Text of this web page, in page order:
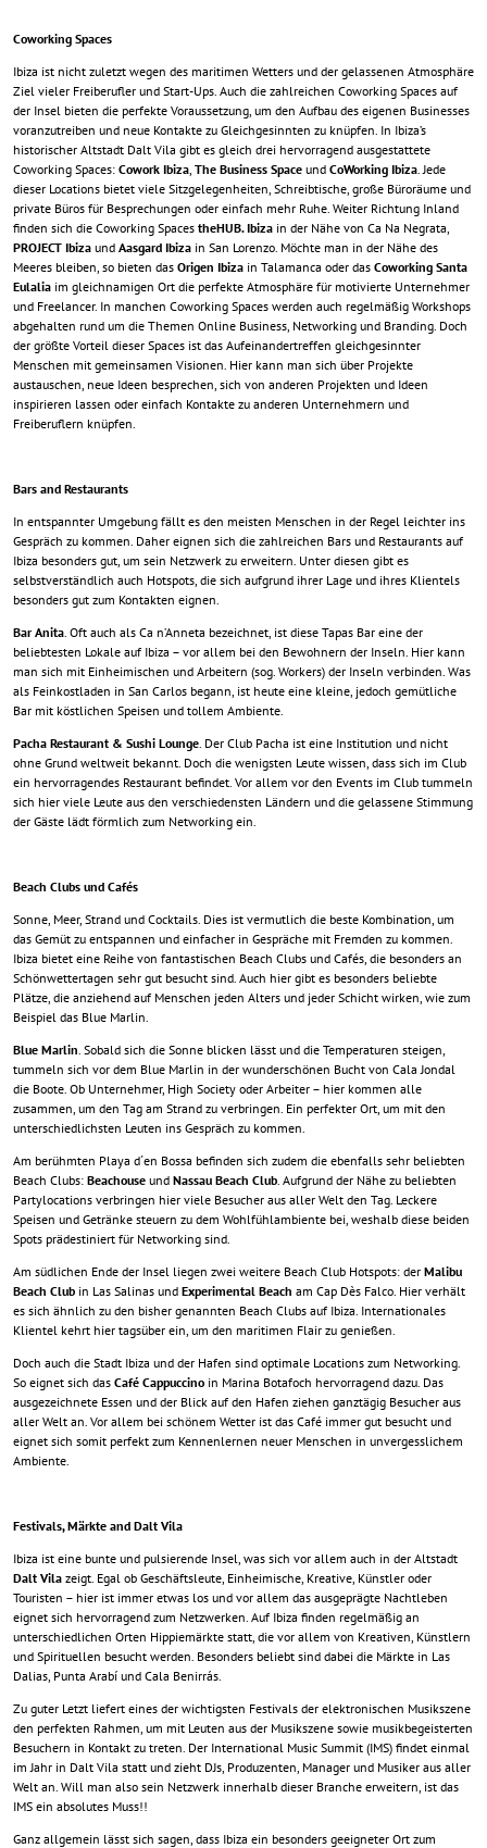
Coworking Spaces
Ibiza ist nicht zuletzt wegen des maritimen Wetters und der gelassenen Atmosphäre
Ziel vieler Freiberufler und Start-Ups. Auch die zahlreichen Coworking Spaces auf
der Insel bieten die perfekte Voraussetzung, um den Aufbau des eigenen Businesses
voranzutreiben und neue Kontakte zu Gleichgesinnten zu knüpfen. In Ibiza’s
historischer Altstadt Dalt Vila gibt es gleich drei hervorragend ausgestattete
Coworking Spaces: Cowork Ibiza The Business Space und CoWorking Ibiza . Jede
dieser Locations bietet viele Sitzgelegenheiten, Schreibtische, große Büroräume und
private Büros für Besprechungen oder einfach mehr Ruhe. Weiter Richtung Inland
finden sich die Coworking Spaces theHUB. Ibiza in der Nähe von Ca Na Negrata,
PROJECT Ibiza und Aasgard Ibiza in San Lorenzo. Möchte man in der Nähe des
Meeres bleiben, so bieten das Origen Ibiza in Talamanca oder das Coworking Santa
Eulalia im gleichnamigen Ort die perfekte Atmosphäre für motivierte Unternehmer
und Freelancer. In manchen Coworking Spaces werden auch regelmäßig Workshops
abgehalten rund um die Themen Online Business, Networking und Branding. Doch
der größte Vorteil dieser Spaces ist das Aufeinandertreffen gleichgesinnter
Menschen mit gemeinsamen Visionen. Hier kann man sich über Projekte
austauschen, neue Ideen besprechen, sich von anderen Projekten und Ideen
inspirieren lassen oder einfach Kontakte zu anderen Unternehmern und
Freiberuflern knüpfen.
Bars and Restaurants
In entspannter Umgebung fällt es den meisten Menschen in der Regel leichter ins
Gespräch zu kommen. Daher eignen sich die zahlreichen Bars und Restaurants auf
Ibiza besonders gut, um sein Netzwerk zu erweitern. Unter diesen gibt es
selbstverständlich auch Hotspots, die sich aufgrund ihrer Lage und ihres Klientels
besonders gut zum Kontakten eignen.
Bar Anita . Oft auch als Ca n’Anneta bezeichnet, ist diese Tapas Bar eine der
beliebtesten Lokale auf Ibiza – vor allem bei den Bewohnern der Inseln. Hier kann
man sich mit Einheimischen und Arbeitern (sog. Workers) der Inseln verbinden. Was
als Feinkostladen in San Carlos begann, ist heute eine kleine, jedoch gemütliche
Bar mit köstlichen Speisen und tollem Ambiente.
Pacha Restaurant & Sushi Lounge . Der Club Pacha ist eine Institution und nicht
ohne Grund weltweit bekannt. Doch die wenigsten Leute wissen, dass sich im Club
ein hervorragendes Restaurant befindet. Vor allem vor den Events im Club tummeln
sich hier viele Leute aus den verschiedensten Ländern und die gelassene Stimmung
der Gäste lädt förmlich zum Networking ein.
Beach Clubs und Cafés
Sonne, Meer, Strand und Cocktails. Dies ist vermutlich die beste Kombination, um
das Gemüt zu entspannen und einfacher in Gespräche mit Fremden zu kommen.
Ibiza bietet eine Reihe von fantastischen Beach Clubs und Cafés, die besonders an
Schönwettertagen sehr gut besucht sind. Auch hier gibt es besonders beliebte
Plätze, die anziehend auf Menschen jeden Alters und jeder Schicht wirken, wie zum
Beispiel das Blue Marlin.
Blue Marlin . Sobald sich die Sonne blicken lässt und die Temperaturen steigen,
tummeln sich vor dem Blue Marlin in der wunderschönen Bucht von Cala Jondal
die Boote. Ob Unternehmer, High Society oder Arbeiter – hier kommen alle
zusammen, um den Tag am Strand zu verbringen. Ein perfekter Ort, um mit den
unterschiedlichsten Leuten ins Gespräch zu kommen.
Am berühmten Playa d´en Bossa befinden sich zudem die ebenfalls sehr beliebten
Beach Clubs: Beachouse und Nassau Beach Club . Aufgrund der Nähe zu beliebten
Partylocations verbringen hier viele Besucher aus aller Welt den Tag. Leckere
Speisen und Getränke steuern zu dem Wohlfühlambiente bei, weshalb diese beiden
Spots prädestiniert für Networking sind.
Am südlichen Ende der Insel liegen zwei weitere Beach Club Hotspots: der Malibu
Beach Club in Las Salinas und Experimental Beach am Cap Dès Falco. Hier verhält
es sich ähnlich zu den bisher genannten Beach Clubs auf Ibiza. Internationales
Klientel kehrt hier tagsüber ein, um den maritimen Flair zu genießen.
Doch auch die Stadt Ibiza und der Hafen sind optimale Locations zum Networking.
So eignet sich das Café Cappuccino in Marina Botafoch hervorragend dazu. Das
ausgezeichnete Essen und der Blick auf den Hafen ziehen ganztägig Besucher aus
aller Welt an. Vor allem bei schönem Wetter ist das Café immer gut besucht und
eignet sich somit perfekt zum Kennenlernen neuer Menschen in unvergesslichem
Ambiente.
Festivals, Märkte and Dalt Vila
Ibiza ist eine bunte und pulsierende Insel, was sich vor allem auch in der Altstadt
Dalt Vila zeigt. Egal ob Geschäftsleute, Einheimische, Kreative, Künstler oder
Touristen – hier ist immer etwas los und vor allem das ausgeprägte Nachtleben
eignet sich hervorragend zum Netzwerken. Auf Ibiza finden regelmäßig an
unterschiedlichen Orten Hippiemärkte statt, die vor allem von Kreativen, Künstlern
und Spirituellen besucht werden. Besonders beliebt sind dabei die Märkte in Las
Dalias, Punta Arabí und Cala Benirrás.
Zu guter Letzt liefert eines der wichtigsten Festivals der elektronischen Musikszene
den perfekten Rahmen, um mit Leuten aus der Musikszene sowie musikbegeisterten
Besuchern in Kontakt zu treten. Der International Music Summit (IMS) findet einmal
im Jahr in Dalt Vila statt und zieht DJs, Produzenten, Manager und Musiker aus aller
Welt an. Will man also sein Netzwerk innerhalb dieser Branche erweitern, ist das
IMS ein absolutes Muss!!
Ganz allgemein lässt sich sagen, dass Ibiza ein besonders geeigneter Ort zum